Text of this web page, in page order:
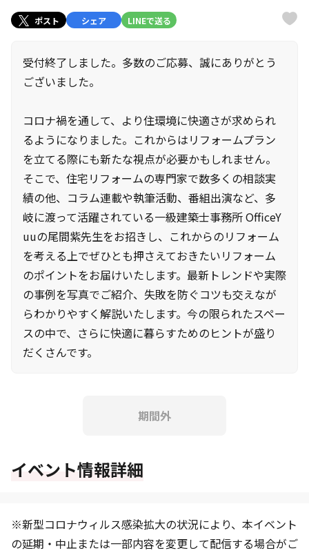
ポスト シェア LINEで送る
受付終了しました。多数のご応募、誠にありがとう
ございました。
コロナ禍を通して、より住環境に快適さが求められ
るようになりました。これからはリフォームプラン
を立てる際にも新たな視点が必要かもしれません。
そこで、住宅リフォームの専門家で数多くの相談実
績の他、コラム連載や執筆活動、番組出演など、多
岐に渡って活躍されている一級建築士事務所 OfficeY
uuの尾間紫先生をお招きし、これからのリフォーム
を考える上でぜひとも押さえておきたいリフォーム
のポイントをお届けいたします。最新トレンドや実際
の事例を写真でご紹介、失敗を防ぐコツも交えなが
らわかりやすく解説いたします。今の限られたスペー
スの中で、さらに快適に暮らすためのヒントが盛り
だくさんです。
期間外
イベント情報詳細
※新型コロナウィルス感染拡大の状況により、本イベント
の延期・中止または一部内容を変更して配信する場合がご